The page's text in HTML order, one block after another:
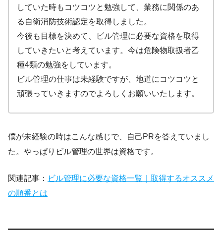
していた時もコツコツと勉強して、業務に関係のあ
る自衛消防技術認定を取得しました。
今後も目標を決めて、ビル管理に必要な資格を取得
していきたいと考えています。今は危険物取扱者乙
種4類の勉強をしています。
ビル管理の仕事は未経験ですが、地道にコツコツと
頑張っていきますのでよろしくお願いいたします。
僕が未経験の時はこんな感じで、自己PRを答えていまし
た。やっぱりビル管理の世界は資格です。
関連記事： ビル管理に必要な資格一覧｜取得するオススメ
の順番とは